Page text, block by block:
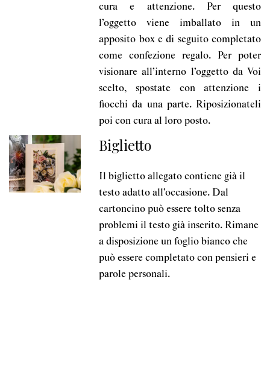
cura e attenzione. Per questo
l’oggetto viene imballato in un
apposito box e di seguito completato
come confezione regalo. Per poter
visionare all’interno l’oggetto da Voi
scelto, spostate con attenzione i
fiocchi da una parte. Riposizionateli
poi con cura al loro posto.
Biglietto
Il biglietto allegato contiene già il
testo adatto all’occasione. Dal
cartoncino può essere tolto senza
problemi il testo già inserito. Rimane
a disposizione un foglio bianco che
può essere completato con pensieri e
parole personali.